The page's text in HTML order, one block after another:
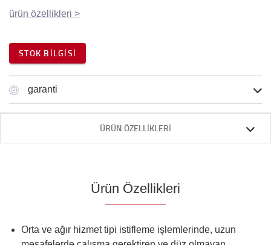
ürün özellikleri >
STOK BILGISI
garanti
ÜRÜN ÖZELLIKLERI
Ürün Özellikleri
Orta ve ağır hizmet tipi istifleme işlemlerinde, uzun